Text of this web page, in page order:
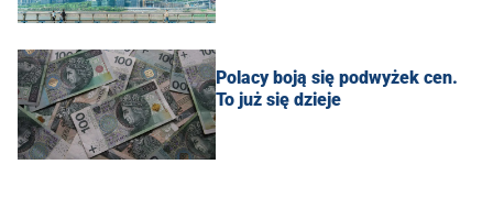
Polacy boją się podwyżek cen.
To już się dzieje